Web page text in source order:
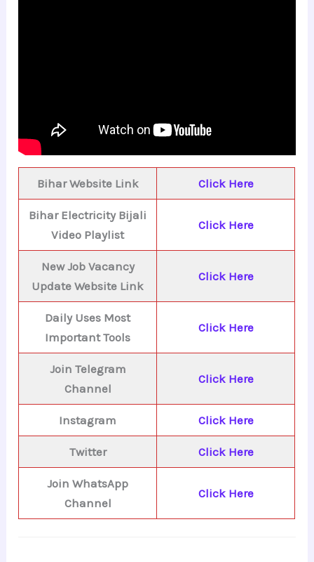
Bihar Website Link Click Here
Bihar Electricity Bijali
Video Playlist
Click Here
New Job Vacancy
Update Website Link
Click Here
Daily Uses Most
Important Tools
Click Here
Join Telegram
Channel
Click Here
Instagram Click Here
Twitter Click Here
Join WhatsApp
Channel
Click Here